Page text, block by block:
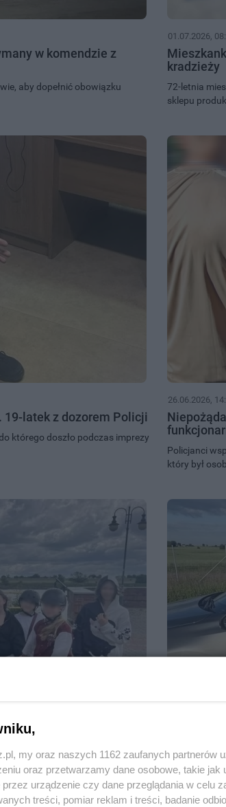
w komendzie z
aby dopełnić obowiązku
01.07.2026,
kradzieży
72-letnia
sklepu
19-latek z dozorem Policji
którego doszło podczas imprezy
26.06.2026,
Policjanci
który był
tym mogli przekonać się uczniowie
23.06.2026,
Policjanci
Mieszkaniec
my oraz naszych 1162 zaufanych partnerów
oraz przetwarzamy dane osobowe, takie jak
przez urządzenie czy dane przeglądania w celu
treści, pomiar reklam i treści, badanie